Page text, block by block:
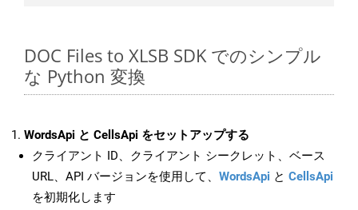
DOC Files to XLSB SDK でのシンプル
な Python 変換
WordsApi と CellsApi をセットアップする
クライアント ID、クライアント シークレット、ベース
URL、API バージョンを使用して、 WordsApi と CellsApi
を初期化します